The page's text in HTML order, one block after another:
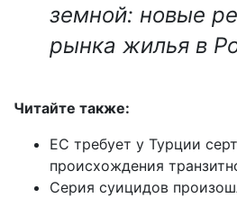
земной: новые
рынка жилья в
Читайте также:
ЕС требует у Турции
происхождения
Серия суицидов